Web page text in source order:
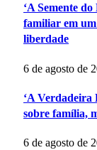
‘A Semente
familiar em
liberdade
6 de agosto de
‘A Verdadeira
sobre família,
6 de agosto de